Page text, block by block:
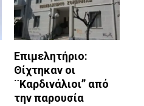
Επιμελητήριο:
Θίχτηκαν οι
¨Καρδινάλιοι” από
την παρουσία